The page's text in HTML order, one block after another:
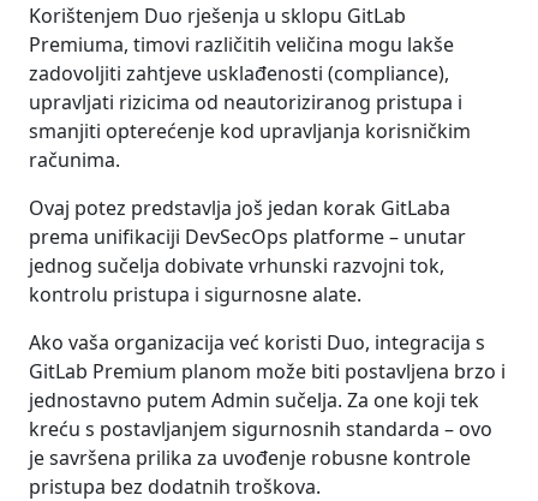
Korištenjem Duo rješenja u sklopu GitLab
Premiuma, timovi različitih veličina mogu lakše
zadovoljiti zahtjeve usklađenosti (compliance),
upravljati rizicima od neautoriziranog pristupa i
smanjiti opterećenje kod upravljanja korisničkim
računima.
Ovaj potez predstavlja još jedan korak GitLaba
prema unifikaciji DevSecOps platforme – unutar
jednog sučelja dobivate vrhunski razvojni tok,
kontrolu pristupa i sigurnosne alate.
Ako vaša organizacija već koristi Duo, integracija s
GitLab Premium planom može biti postavljena brzo i
jednostavno putem Admin sučelja. Za one koji tek
kreću s postavljanjem sigurnosnih standarda – ovo
je savršena prilika za uvođenje robusne kontrole
pristupa bez dodatnih troškova.